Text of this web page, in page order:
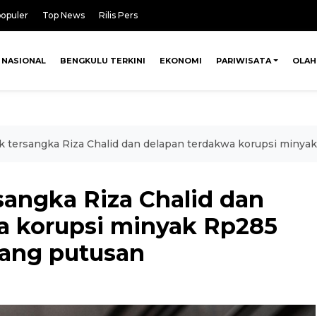
Top News Rilis Pers
NASIONAL BENGKULU TERKINI EKONOMI PARIWISATA
tersangka Riza Chalid dan delapan terdakwa korupsi
Riza Chalid dan
korupsi minyak Rp285
putusan